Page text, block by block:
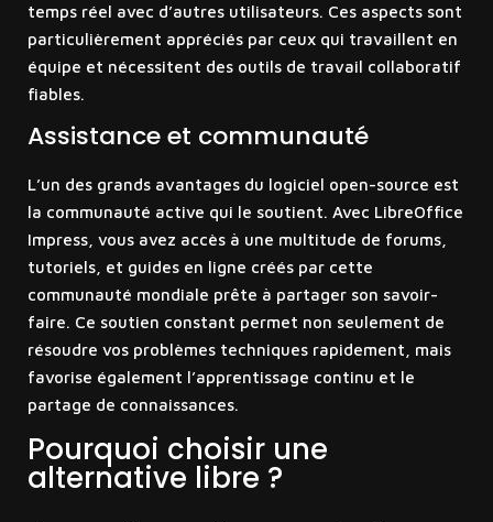
temps réel avec d’autres utilisateurs. Ces aspects sont
particulièrement appréciés par ceux qui travaillent en
équipe et nécessitent des outils de travail collaboratif
fiables.
Assistance et communauté
L’un des grands avantages du logiciel open-source est
la communauté active qui le soutient. Avec LibreOffice
Impress, vous avez accès à une multitude de forums,
tutoriels, et guides en ligne créés par cette
communauté mondiale prête à partager son savoir-
faire. Ce soutien constant permet non seulement de
résoudre vos problèmes techniques rapidement, mais
favorise également l’apprentissage continu et le
partage de connaissances.
Pourquoi choisir une
alternative libre ?